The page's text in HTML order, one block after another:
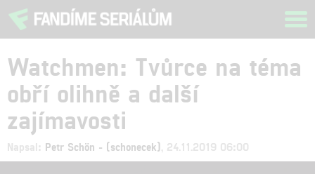
Watchmen: Tvůrce na téma
obří olihně a další
zajímavosti
Napsal: Petr Schön - (schonecek) , 24.11.2019 06:00